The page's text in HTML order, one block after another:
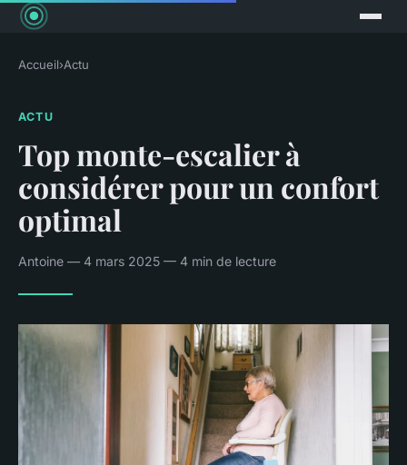
Accueil›Actu
ACTU
Top monte-escalier à
considérer pour un confort
optimal
Antoine — 4 mars 2025 — 4 min de lecture